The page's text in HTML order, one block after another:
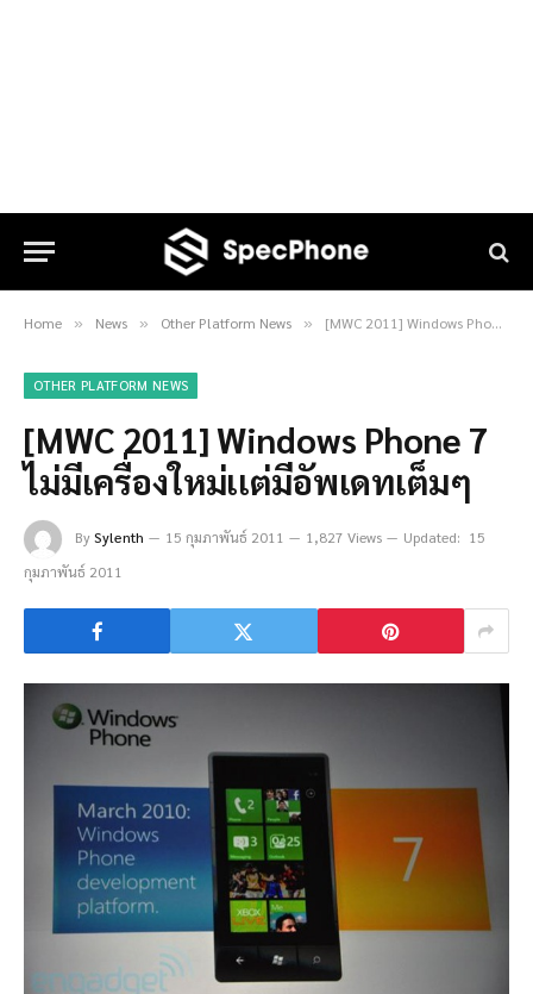
Home » News » Other Platform News » [MWC 2011] Windows Phone 7 ไม่มีเครื่องใหม่เเต่มีอัพเดทเต็มๆ
OTHER PLATFORM NEWS
[MWC 2011] Windows Phone 7
ไม่มีเครื่องใหม่เเต่มีอัพเดทเต็มๆ
BySylenth 15 กุมภาพันธ์ 2011 1,827 Views Updated: 15
กุมภาพันธ์ 2011